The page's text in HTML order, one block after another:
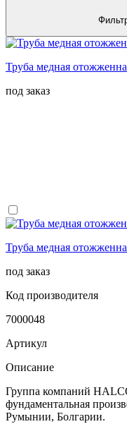
Труба медная
под заказ
Труба медная
под заказ
Код производителя
7000048
Артикул
Описание
Группа компаний
фундаментальная
Румынии, Болгарии.